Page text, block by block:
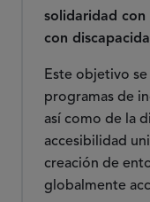
solidaridad con
con
Este objetivo
programas de
así como de la
accesibilidad
creación de
globalmente